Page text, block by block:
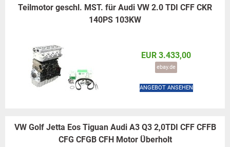
Teilmotor geschl. MST. für Audi VW 2.0 TDI CFF CKR
140PS 103KW
EUR 3.433,00
ebay.de
ANGEBOT ANSEHEN
VW Golf Jetta Eos Tiguan Audi A3 Q3 2,0TDI CFF CFFB
CFG CFGB CFH Motor Überholt